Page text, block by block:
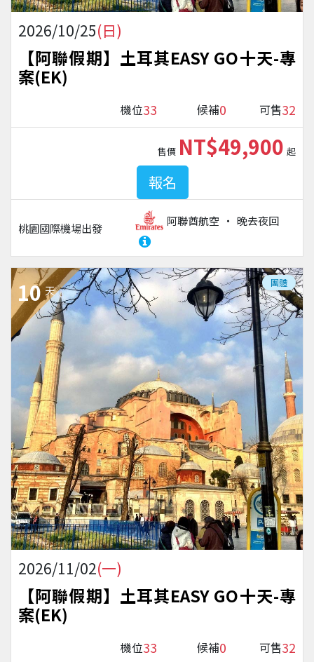
2026/10/25(日)
【阿聯假期】土耳其EASY GO十天-專
案(EK)
機位33 候補0 可售32
桃園國際機場出發
阿聯酋航空 晚去夜回
售價 NT$49,900 起
報名
10 天
團體
2026/11/02(一)
【阿聯假期】土耳其EASY GO十天-專
案(EK)
機位33 候補0 可售32